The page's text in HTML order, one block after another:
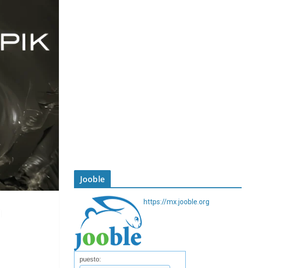
Jooble
https://mx.jooble.org
puesto: